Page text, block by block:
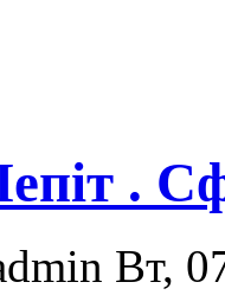
.
Вт,